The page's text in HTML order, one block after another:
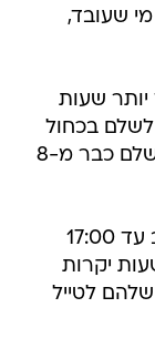
שעובד,
שעות
בכחול
לבן רק מ-9 בבוקר, מינואר תידרשו לשלם כבר מ-8
בנוסף, בימי שישי חנייה בתשלום תחויב עד 17:00
שעות יקרות
לטייל